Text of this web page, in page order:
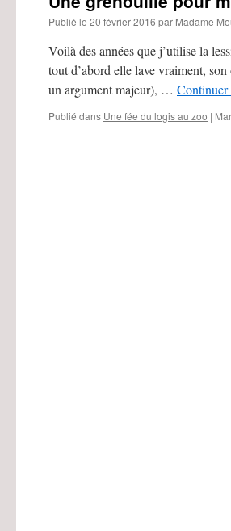
Publié le 20 février 2016 par Madame
Voilà des années que j’utilise la
tout d’abord elle lave vraiment,
un argument majeur), …
Publié dans Une fée du logis au zoo |